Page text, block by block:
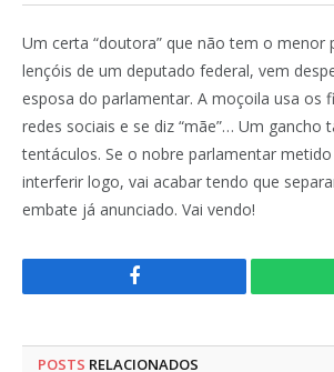
Um certa “doutora” que não tem o menor
lençóis de um deputado federal, vem
esposa do parlamentar. A moçoila usa os
redes sociais e se diz “mãe”… Um gancho
tentáculos. Se o nobre parlamentar
interferir logo, vai acabar tendo que
embate já anunciado. Vai vendo!
Facebook
POSTS RELACIONADOS